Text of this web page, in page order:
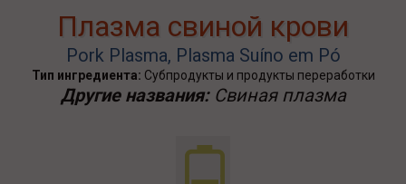
Плазма свиной крови
Pork Plasma, Plasma Suíno em Pó
Тип ингредиента: Субпродукты и продукты переработки
Другие названия:Свиная плазма